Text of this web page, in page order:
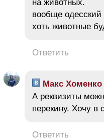
на животных.
вообще одесский
хоть животные
Ответить
Макс Хоменко
А реквизиты
перекину. Хочу в
Ответить